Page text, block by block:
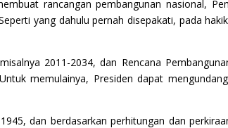
rancangan pembangunan nasional,
yang dahulu pernah disepakati, pada
2011-2034, dan Rencana
memulainya, Presiden dapat
dan berdasarkan perhitungan dan